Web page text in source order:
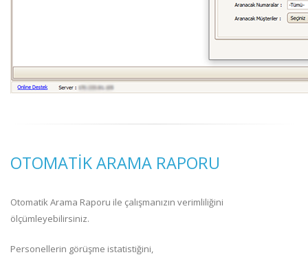
OTOMATIK ARAMA RAPORU
Otomatik Arama Raporu ile çalışmanızın verimliliğini
ölçümleyebilirsiniz.
Personellerin görüşme istatistiğini,